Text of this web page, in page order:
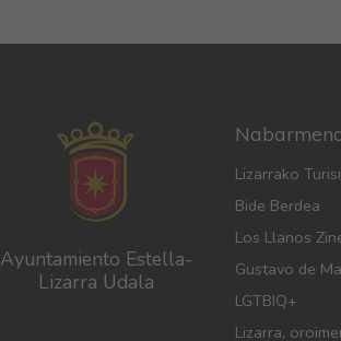
Ayuntamiento Estella-
Lizarra Udala
Lizarrako
Bide Berdea
Los Llanos
Gustavo de
LGTBIQ+
Lizarra,